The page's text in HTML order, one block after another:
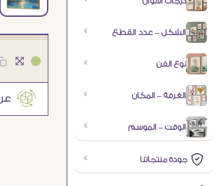
الشكل – عدد القطع
نوع الفن
الغرفة – المكان
الوقت – الموسم
جودة منتجاتنا